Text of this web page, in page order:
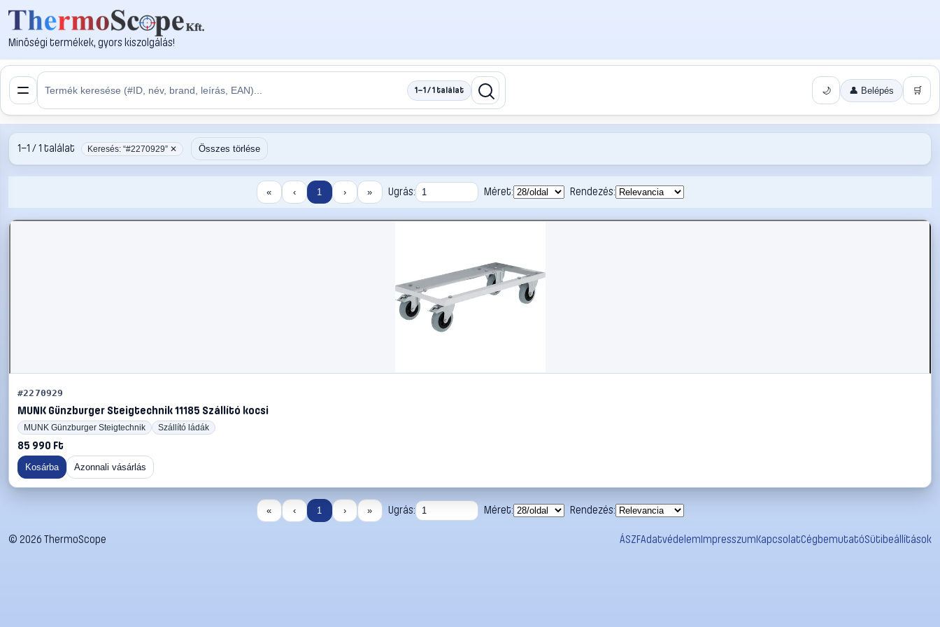
Minőségi termékek, gyors kiszolgálás!
1–1 / 1 találat 🌙 👤 Belépés 🛒
1–1 / 1 találat Keresés: “#2270929” ✕ Összes törlése
« ‹ 1 › » Ugrás: Méret: Rendezés:
#2270929
MUNK Günzburger Steigtechnik 11185 Szállító kocsi
MUNK Günzburger Steigtechnik Szállító ládák
85 990 Ft
Kosárba Azonnali vásárlás
« ‹ 1 › » Ugrás: Méret: Rendezés:
© 2026 ThermoScope ÁSZFAdatvédelemImpresszumKapcsolatCégbemutatóSütibeállítások